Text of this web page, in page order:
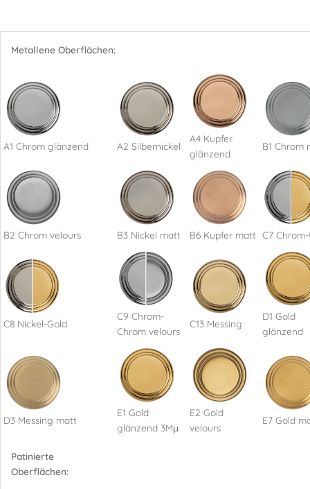
Metallene Oberflächen:
A1 Chrom glänzend A2 Silbernickel
A4 Kupfer
glänzend
B1 Chrom
B2 Chrom velours B3 Nickel matt B6 Kupfer matt C7
C8 Nickel-Gold
C9 Chrom-
Chrom velours
C13 Messing
D1 Gold
glänzend
D3 Messing matt
E1 Gold
glänzend 3Mμ
E2 Gold
velours
E7 Gold
Patinierte
Oberflächen: